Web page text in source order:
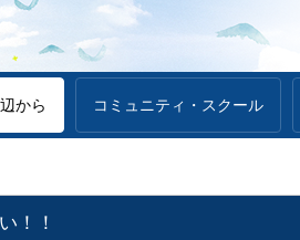
から コミュニティ・スクール
！！